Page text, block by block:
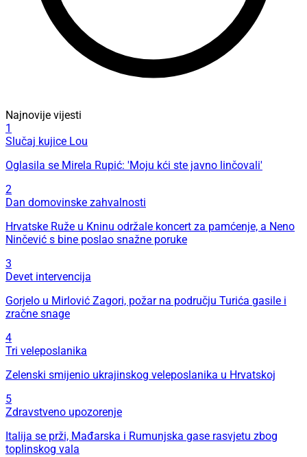
Najnovije vijesti
1
Slučaj kujice Lou
Oglasila se Mirela Rupić: 'Moju kći ste javno linčovali'
2
Dan domovinske zahvalnosti
Hrvatske Ruže u Kninu održale koncert za pamćenje, a Neno
Ninčević s bine poslao snažne poruke
3
Devet intervencija
Gorjelo u Mirlović Zagori, požar na području Turića gasile i
zračne snage
4
Tri veleposlanika
Zelenski smijenio ukrajinskog veleposlanika u Hrvatskoj
5
Zdravstveno upozorenje
Italija se prži, Mađarska i Rumunjska gase rasvjetu zbog
toplinskog vala